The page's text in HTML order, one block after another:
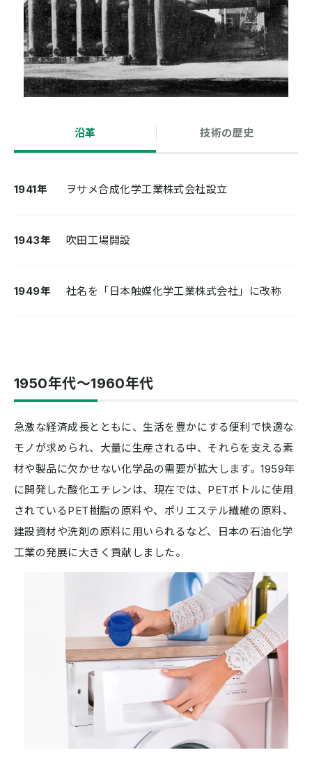
沿革 技術の歴史
1941年 ヲサメ合成化学工業株式会社設立
1943年 吹田工場開設
1949年 社名を「日本触媒化学工業株式会社」に改称
1950年代〜1960年代
急激な経済成長とともに、生活を豊かにする便利で快適な
モノが求められ、大量に生産される中、それらを支える素
材や製品に欠かせない化学品の需要が拡大します。1959年
に開発した酸化エチレンは、現在では、PETボトルに使用
されているPET樹脂の原料や、ポリエステル繊維の原料、
建設資材や洗剤の原料に用いられるなど、日本の石油化学
工業の発展に大きく貢献しました。